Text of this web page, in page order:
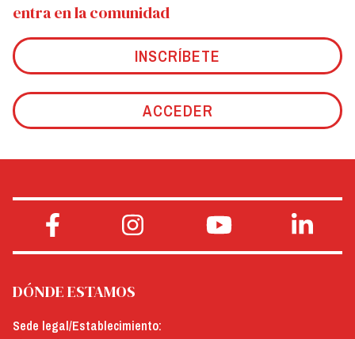
entra en la comunidad
INSCRÍBETE
ACCEDER
DÓNDE ESTAMOS
Sede legal/Establecimiento: